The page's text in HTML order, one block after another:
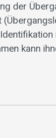
der
kann